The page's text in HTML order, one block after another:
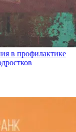
в профилактике